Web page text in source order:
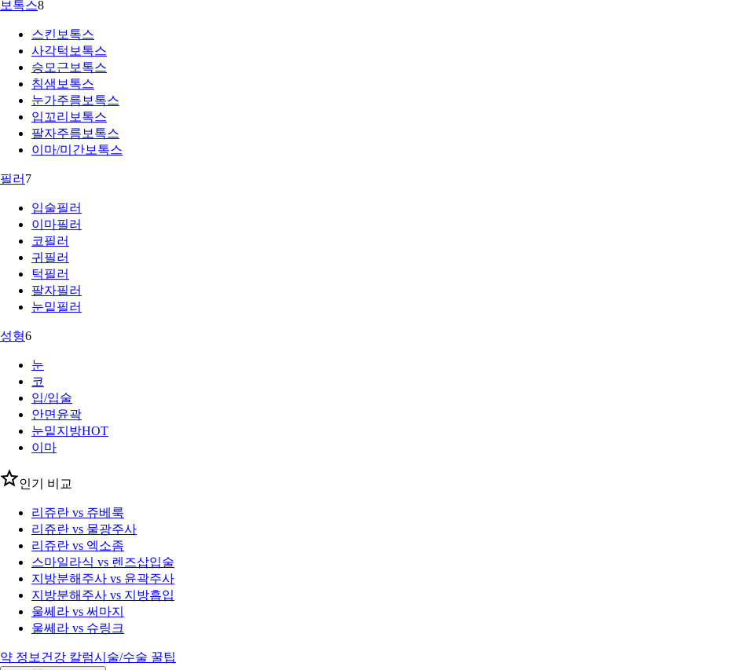
보톡스8
스킨보톡스
사각턱보톡스
승모근보톡스
침샘보톡스
눈가주름보톡스
입꼬리보톡스
팔자주름보톡스
이마/미간보톡스
필러 7
입술필러
이마필러
코필러
귀필러
턱필러
팔자필러
눈밑필러
성형6
눈
코
입/입술
안면윤곽
눈밑지방HOT
이마
인기 비교
리쥬란 vs 쥬베룩
리쥬란 vs 물광주사
리쥬란 vs 엑소좀
스마일라식 vs 렌즈삽입술
지방분해주사 vs 윤곽주사
지방분해주사 vs 지방흡입
울쎄라 vs 써마지
울쎄라 vs 슈링크
약 정보 건강 칼럼시술/수술 꿀팁